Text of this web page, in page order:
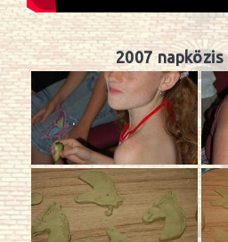
2007